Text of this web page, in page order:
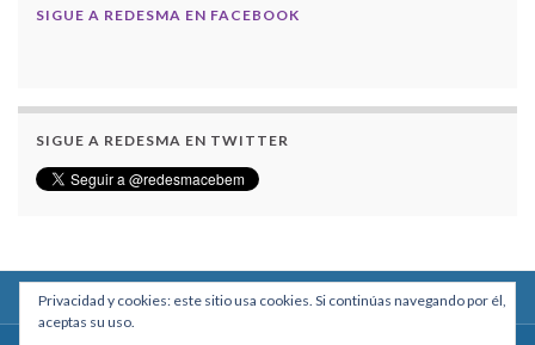
SIGUE A REDESMA EN FACEBOOK
SIGUE A REDESMA EN TWITTER
Privacidad y cookies: este sitio usa cookies. Si continúas navegando por él,
aceptas su uso.